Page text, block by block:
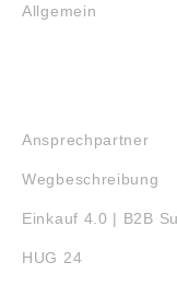
Allgemein
Ansprechpartner
Wegbeschreibung
Einkauf 4.0 | B2B
HUG 24